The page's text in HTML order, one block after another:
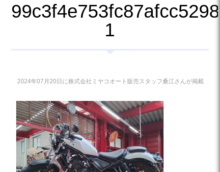
1
2024年07月20日に株式会社ミヤコオート販売スタッフ桑江さんが掲載